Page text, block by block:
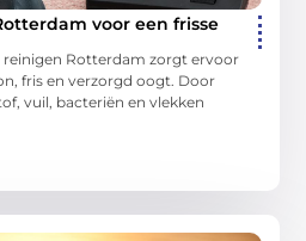
voor een frisse
reinigen Rotterdam zorgt ervoor
fris en verzorgd oogt. Door
vuil, bacteriën en vlekken